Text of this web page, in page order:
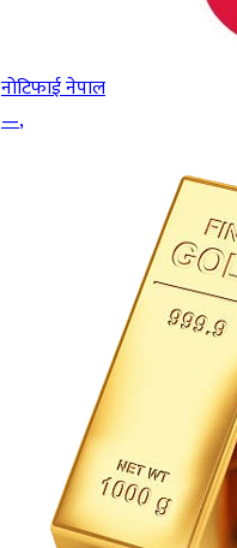
नोटिफाई नेपाल
—,